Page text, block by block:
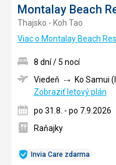
Montalay Beach
Thajsko - Koh Tao
Viac o Montalay Beach
Invia Care zdarma
8 dní / 5 nocí
Viedeň
Ko Samui
Zobraziť letový plán
po 31.8. - po 7.9.2026
Raňajky